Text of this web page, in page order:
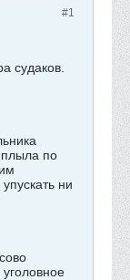
#1
судаков.
по
ни